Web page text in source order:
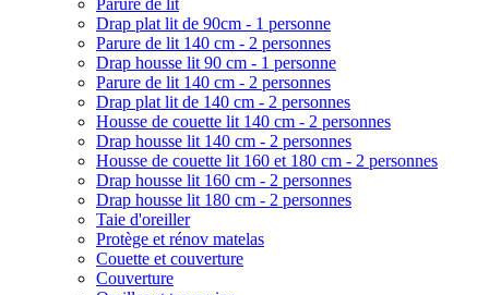
Parure de lit
Drap plat lit de 90cm - 1 personne
Parure de lit 140 cm - 2 personnes
Drap housse lit 90 cm - 1 personne
Parure de lit 140 cm - 2 personnes
Drap plat lit de 140 cm - 2 personnes
Housse de couette lit 140 cm - 2 personnes
Drap housse lit 140 cm - 2 personnes
Housse de couette lit 160 et 180 cm - 2 personnes
Drap housse lit 160 cm - 2 personnes
Drap housse lit 180 cm - 2 personnes
Taie d'oreiller
Protège et rénov matelas
Couette et couverture
Couverture